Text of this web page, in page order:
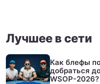
Лучшее в сети
Как блефы
добраться
WSOP-